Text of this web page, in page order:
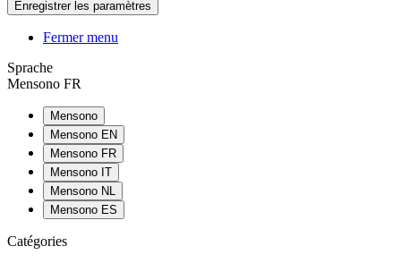
Fermer menu
Sprache
Mensono FR
Mensono
Mensono EN
Mensono FR
Mensono IT
Mensono NL
Mensono ES
Catégories